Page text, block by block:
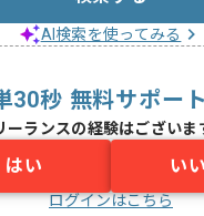
AI検索を使ってみる
30秒 無料サポー
ーランスの経験はございま
はい い
ログインはこちら